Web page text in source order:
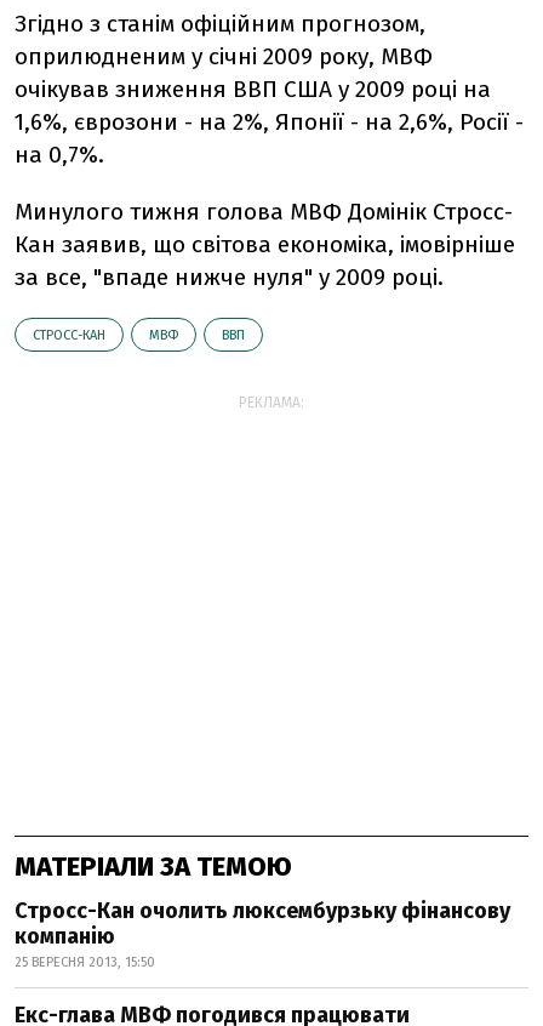
Згідно з станім офіційним прогнозом,
оприлюдненим у січні 2009 року, МВФ
очікував зниження ВВП США у 2009 році на
1,6%, єврозони - на 2%, Японії - на 2,6%, Росії -
на 0,7%.
Минулого тижня голова МВФ Домінік Стросс-
Кан заявив, що світова економіка, імовірніше
за все, "впаде нижче нуля" у 2009 році.
СТРОСС-КАН МВФ ВВП
РЕКЛАМА:
МАТЕРІАЛИ ЗА ТЕМОЮ
Стросс-Кан очолить люксембурзьку фінансову
компанію
25 ВЕРЕСНЯ 2013, 15:50
Екс-глава МВФ погодився працювати